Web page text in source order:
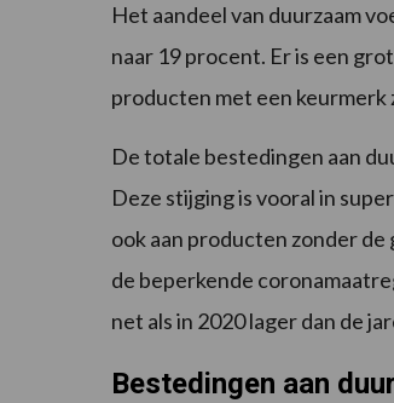
Het aandeel van duurzaam
naar 19 procent. Er is een
producten met een keurmerk
De totale bestedingen aan
Deze stijging is vooral in
ook aan producten zonder
de beperkende
net als in 2020 lager dan de
Bestedingen aan